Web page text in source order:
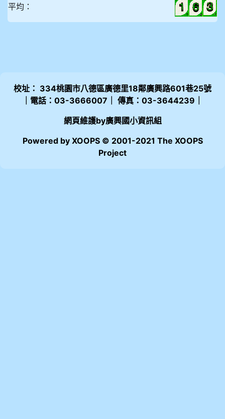
平均：
校址： 334桃園市八德區廣德里18鄰廣興路601巷25號
｜電話：03-3666007｜ 傳真：03-3644239｜
網頁維護by廣興國小資訊組
Powered by XOOPS © 2001-2021 The XOOPS
Project